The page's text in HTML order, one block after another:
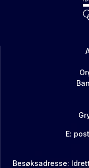
E:
Besøksadresse: